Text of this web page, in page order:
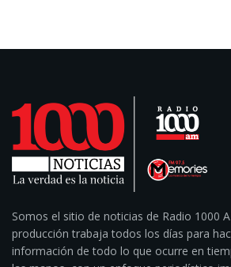
Somos el sitio de noticias de Radio 1000
producción trabaja todos los días para
información de todo lo que ocurre en